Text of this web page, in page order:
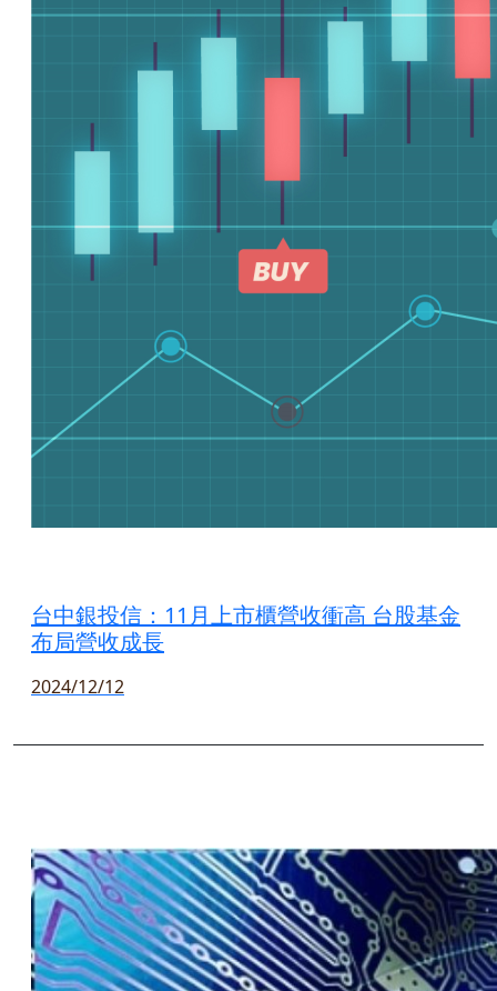
台中銀投信：11月上市櫃營收衝高 台股基金
布局營收成長
2024/12/12